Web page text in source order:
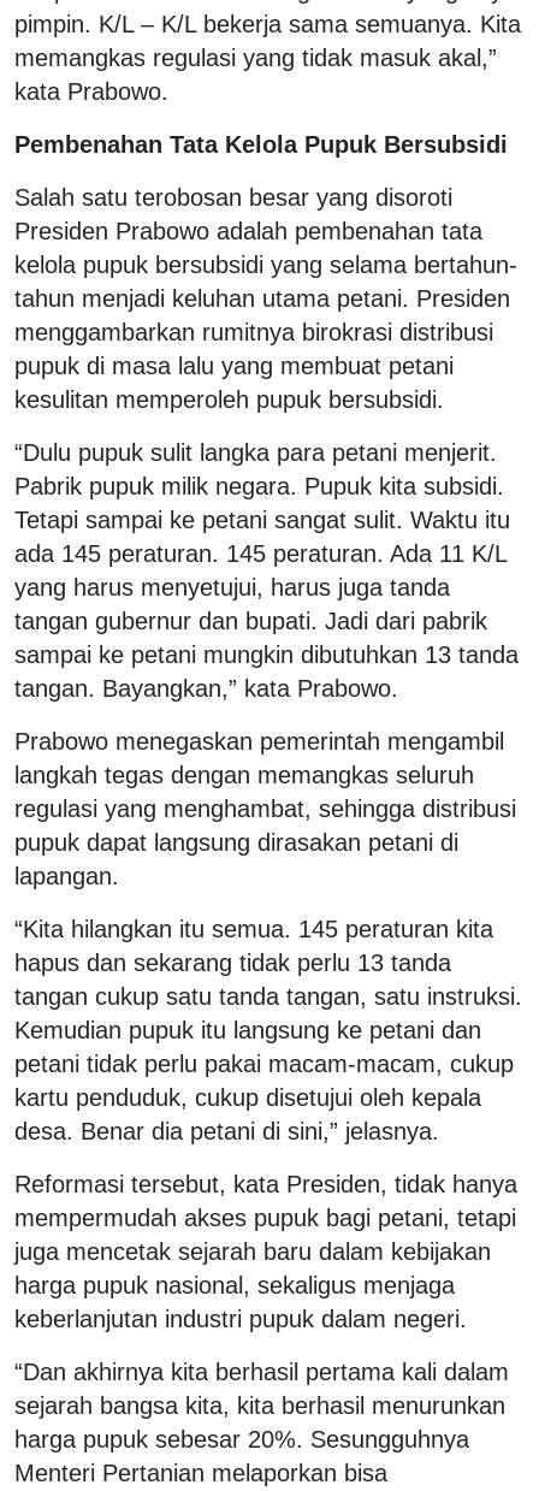
pimpin. K/L – K/L bekerja sama semuanya. Kita
memangkas regulasi yang tidak masuk akal,”
kata Prabowo.
Pembenahan Tata Kelola Pupuk Bersubsidi
Salah satu terobosan besar yang disoroti
Presiden Prabowo adalah pembenahan tata
kelola pupuk bersubsidi yang selama bertahun-
tahun menjadi keluhan utama petani. Presiden
menggambarkan rumitnya birokrasi distribusi
pupuk di masa lalu yang membuat petani
kesulitan memperoleh pupuk bersubsidi.
“Dulu pupuk sulit langka para petani menjerit.
Pabrik pupuk milik negara. Pupuk kita subsidi.
Tetapi sampai ke petani sangat sulit. Waktu itu
ada 145 peraturan. 145 peraturan. Ada 11 K/L
yang harus menyetujui, harus juga tanda
tangan gubernur dan bupati. Jadi dari pabrik
sampai ke petani mungkin dibutuhkan 13 tanda
tangan. Bayangkan,” kata Prabowo.
Prabowo menegaskan pemerintah mengambil
langkah tegas dengan memangkas seluruh
regulasi yang menghambat, sehingga distribusi
pupuk dapat langsung dirasakan petani di
lapangan.
“Kita hilangkan itu semua. 145 peraturan kita
hapus dan sekarang tidak perlu 13 tanda
tangan cukup satu tanda tangan, satu instruksi.
Kemudian pupuk itu langsung ke petani dan
petani tidak perlu pakai macam-macam, cukup
kartu penduduk, cukup disetujui oleh kepala
desa. Benar dia petani di sini,” jelasnya.
Reformasi tersebut, kata Presiden, tidak hanya
mempermudah akses pupuk bagi petani, tetapi
juga mencetak sejarah baru dalam kebijakan
harga pupuk nasional, sekaligus menjaga
keberlanjutan industri pupuk dalam negeri.
“Dan akhirnya kita berhasil pertama kali dalam
sejarah bangsa kita, kita berhasil menurunkan
harga pupuk sebesar 20%. Sesungguhnya
Menteri Pertanian melaporkan bisa